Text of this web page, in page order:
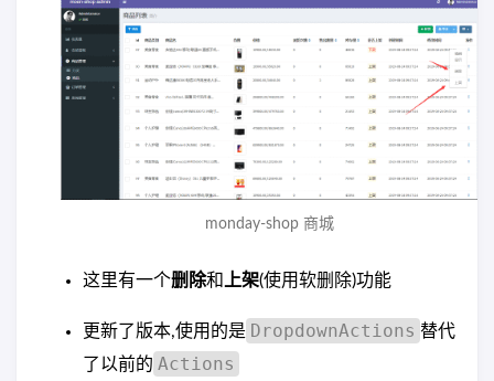
monday-shop 商城
这里有一个删除和上架(使用软删除)功能
更新了版本,使用的是 DropdownActions 替代
了以前的 Actions